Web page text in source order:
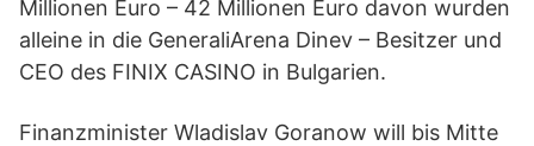
Millionen Euro – 42 Millionen Euro davon wurden
alleine in die GeneraliArena Dinev – Besitzer und
CEO des FINIX CASINO in Bulgarien.
Finanzminister Wladislav Goranow will bis Mitte